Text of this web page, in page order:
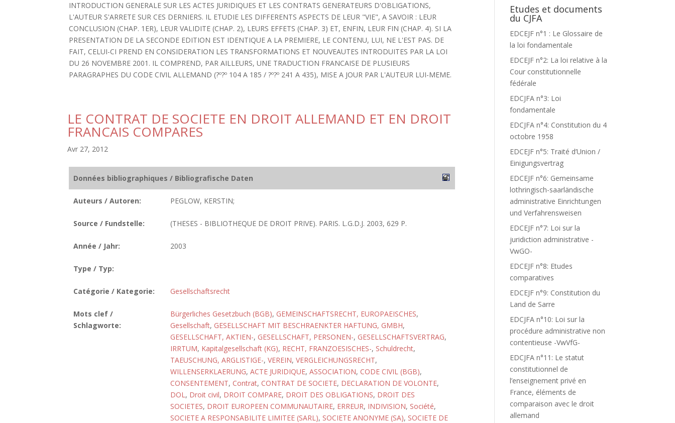
INTRODUCTION GENERALE SUR LES ACTES JURIDIQUES ET LES CONTRATS GENERATEURS D'OBLIGATIONS,
L'AUTEUR S'ARRETE SUR CES DERNIERS. IL ETUDIE LES DIFFERENTS ASPECTS DE LEUR "VIE", A SAVOIR : LEUR
CONCLUSION (CHAP. 1ER), LEUR VALIDITE (CHAP. 2), LEURS EFFETS (CHAP. 3) ET, ENFIN, LEUR FIN (CHAP. 4). SI LA
PRESENTATION DE LA SECONDE EDITION EST IDENTIQUE A LA PREMIERE, LE CONTENU, LUI, NE L'EST PAS. DE
FAIT, CELUI-CI PREND EN CONSIDERATION LES TRANSFORMATIONS ET NOUVEAUTES INTRODUITES PAR LA LOI
DU 26 NOVEMBRE 2001. IL COMPREND, PAR AILLEURS, UNE TRADUCTION FRANCAISE DE PLUSIEURS
PARAGRAPHES DU CODE CIVIL ALLEMAND (?º?º 104 A 185 / ?º?º 241 A 435), MISE A JOUR PAR L'AUTEUR LUI-MEME.
LE CONTRAT DE SOCIETE EN DROIT ALLEMAND ET EN DROIT
FRANCAIS COMPARES
Avr 27, 2012
Données bibliographiques / Bibliografische Daten
Auteurs / Autoren: PEGLOW, KERSTIN;
Source / Fundstelle: (THESES - BIBLIOTHEQUE DE DROIT PRIVE). PARIS. L.G.D.J. 2003, 629 P.
Année / Jahr: 2003
Type / Typ:
Catégorie / Kategorie: Gesellschaftsrecht
Mots clef /
Schlagworte:
Bürgerliches Gesetzbuch (BGB), GEMEINSCHAFTSRECHT, EUROPAEISCHES,
Gesellschaft, GESELLSCHAFT MIT BESCHRAENKTER HAFTUNG, GMBH,
GESELLSCHAFT, AKTIEN-, GESELLSCHAFT, PERSONEN-, GESELLSCHAFTSVERTRAG,
IRRTUM, Kapitalgesellschaft (KG), RECHT, FRANZOESISCHES-, Schuldrecht,
TAEUSCHUNG, ARGLISTIGE-, VEREIN, VERGLEICHUNGSRECHT,
WILLENSERKLAERUNG, ACTE JURIDIQUE, ASSOCIATION, CODE CIVIL (BGB),
CONSENTEMENT, Contrat, CONTRAT DE SOCIETE, DECLARATION DE VOLONTE,
DOL, Droit civil, DROIT COMPARE, DROIT DES OBLIGATIONS, DROIT DES
SOCIETES, DROIT EUROPEEN COMMUNAUTAIRE, ERREUR, INDIVISION, Société,
SOCIETE A RESPONSABILITE LIMITEE (SARL), SOCIETE ANONYME (SA), SOCIETE DE
Etudes et documents
du CJFA
EDCEJF n°1 : Le Glossaire de
la loi fondamentale
EDCEJF n°2: La loi relative à la
Cour constitutionnelle
fédérale
EDCJFA n°3: Loi
fondamentale
EDCJFA n°4: Constitution du 4
octobre 1958
EDCEJF n°5: Traité d’Union /
Einigungsvertrag
EDCEJF n°6: Gemeinsame
lothringisch-saarländische
administrative Einrichtungen
und Verfahrensweisen
EDCEJF n°7: Loi sur la
juridiction administrative -
VwGO-
EDCEJF n°8: Etudes
comparatives
EDCEJF n°9: Constitution du
Land de Sarre
EDCJFA n°10: Loi sur la
procédure administrative non
contentieuse -VwVfG-
EDCJFA n°11: Le statut
constitutionnel de
l’enseignement privé en
France, éléments de
comparaison avec le droit
allemand